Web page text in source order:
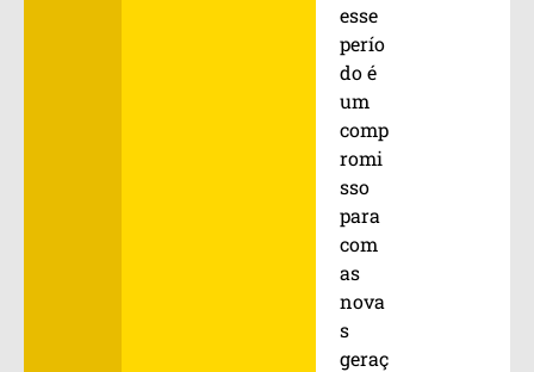
esse
perío
do é
um
comp
romi
sso
para
com
as
nova
s
geraç